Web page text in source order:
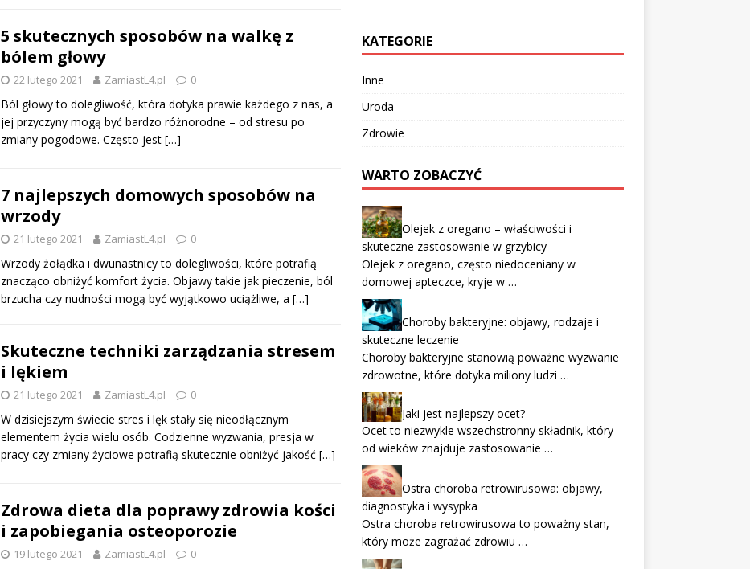
5 skutecznych sposobów na walkę z
bólem głowy
22 lutego 2021 ZamiastL4.pl 0
Ból głowy to dolegliwość, która dotyka prawie każdego z nas, a
jej przyczyny mogą być bardzo różnorodne – od stresu po
zmiany pogodowe. Często jest […]
7 najlepszych domowych sposobów na
wrzody
21 lutego 2021 ZamiastL4.pl 0
Wrzody żołądka i dwunastnicy to dolegliwości, które potrafią
znacząco obniżyć komfort życia. Objawy takie jak pieczenie, ból
brzucha czy nudności mogą być wyjątkowo uciążliwe, a […]
Skuteczne techniki zarządzania stresem
i lękiem
21 lutego 2021 ZamiastL4.pl 0
W dzisiejszym świecie stres i lęk stały się nieodłącznym
elementem życia wielu osób. Codzienne wyzwania, presja w
pracy czy zmiany życiowe potrafią skutecznie obniżyć jakość […]
Zdrowa dieta dla poprawy zdrowia kości
i zapobiegania osteoporozie
19 lutego 2021 ZamiastL4.pl 0
KATEGORIE
Inne
Uroda
Zdrowie
WARTO ZOBACZYĆ
Olejek z oregano – właściwości i
skuteczne zastosowanie w grzybicy
Olejek z oregano, często niedoceniany w
domowej apteczce, kryje w …
Choroby bakteryjne: objawy, rodzaje i
skuteczne leczenie
Choroby bakteryjne stanowią poważne wyzwanie
zdrowotne, które dotyka miliony ludzi …
Jaki jest najlepszy ocet?
Ocet to niezwykle wszechstronny składnik, który
od wieków znajduje zastosowanie …
Ostra choroba retrowirusowa: objawy,
diagnostyka i wysypka
Ostra choroba retrowirusowa to poważny stan,
który może zagrażać zdrowiu …